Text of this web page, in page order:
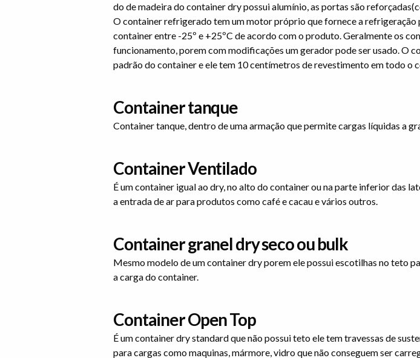
do de madeira do container dry possui alumínio, as portas são
O container refrigerado tem um motor próprio que fornece a refrigeração
container entre -25º e +25ºC de acordo com o produto. Geralmente os
funcionamento, porem com modificações um gerador pode ser usado. O
padrão do container e ele tem 10 centímetros de revestimento em todo o
Container tanque
Container tanque, dentro de uma armação que permite cargas líquidas a
Container Ventilado
É um container igual ao dry, no alto do container ou na parte inferior das
a entrada de ar para produtos como café e cacau e vários outros.
Container granel dry seco ou bulk
Mesmo modelo de um container dry porem ele possui escotilhas no teto
a carga do container.
Container Open Top
É um container dry standard que não possui teto ele tem travessas de
para cargas como maquinas, mármore, vidro que não conseguem ser